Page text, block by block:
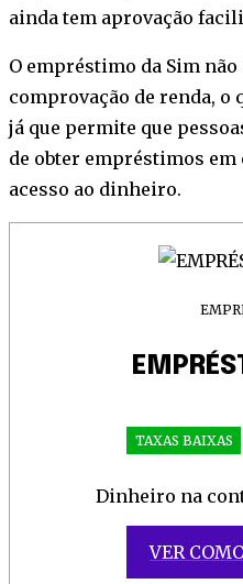
ainda tem aprovação
O empréstimo da Sim
comprovação de renda, o
já que permite que
de obter empréstimos
acesso ao dinheiro.
TAXAS BAIXAS
Dinheiro na
VER